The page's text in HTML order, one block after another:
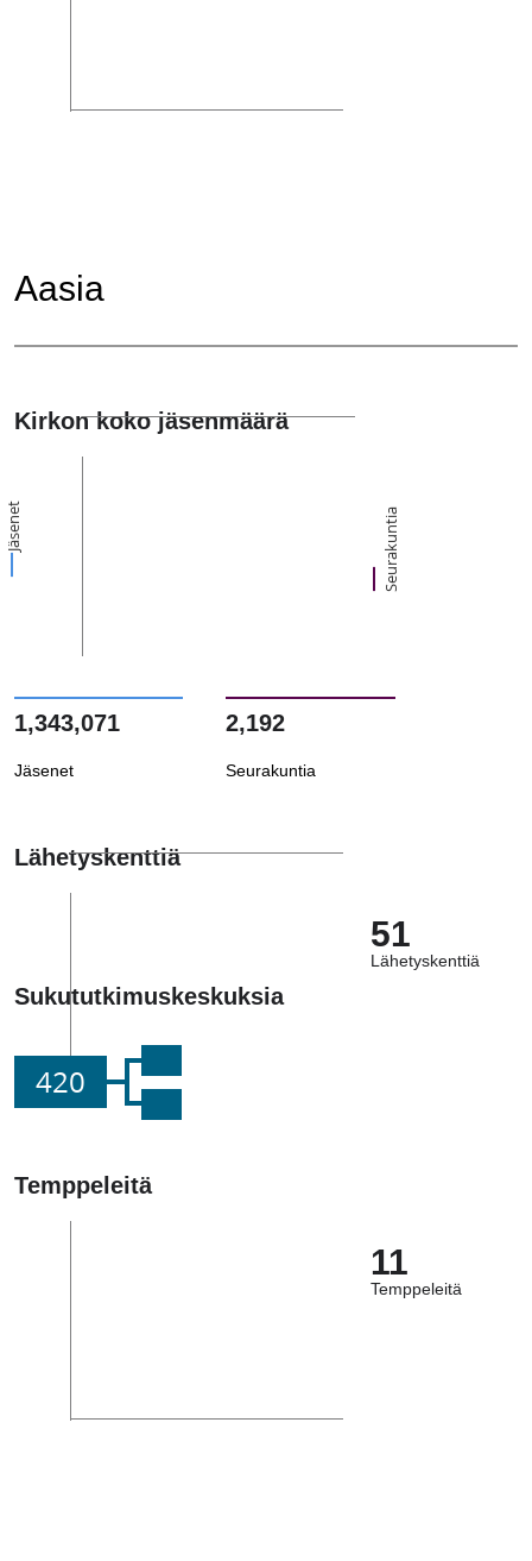
Aasia
Kirkon koko jäsenmäärä
Jäsenet Seurakuntia
1,343,071
Jäsenet
2,192
Seurakuntia
Lähetyskenttiä
51
Lähetyskenttiä
Sukututkimuskeskuksia
420
Temppeleitä
11
Temppeleitä